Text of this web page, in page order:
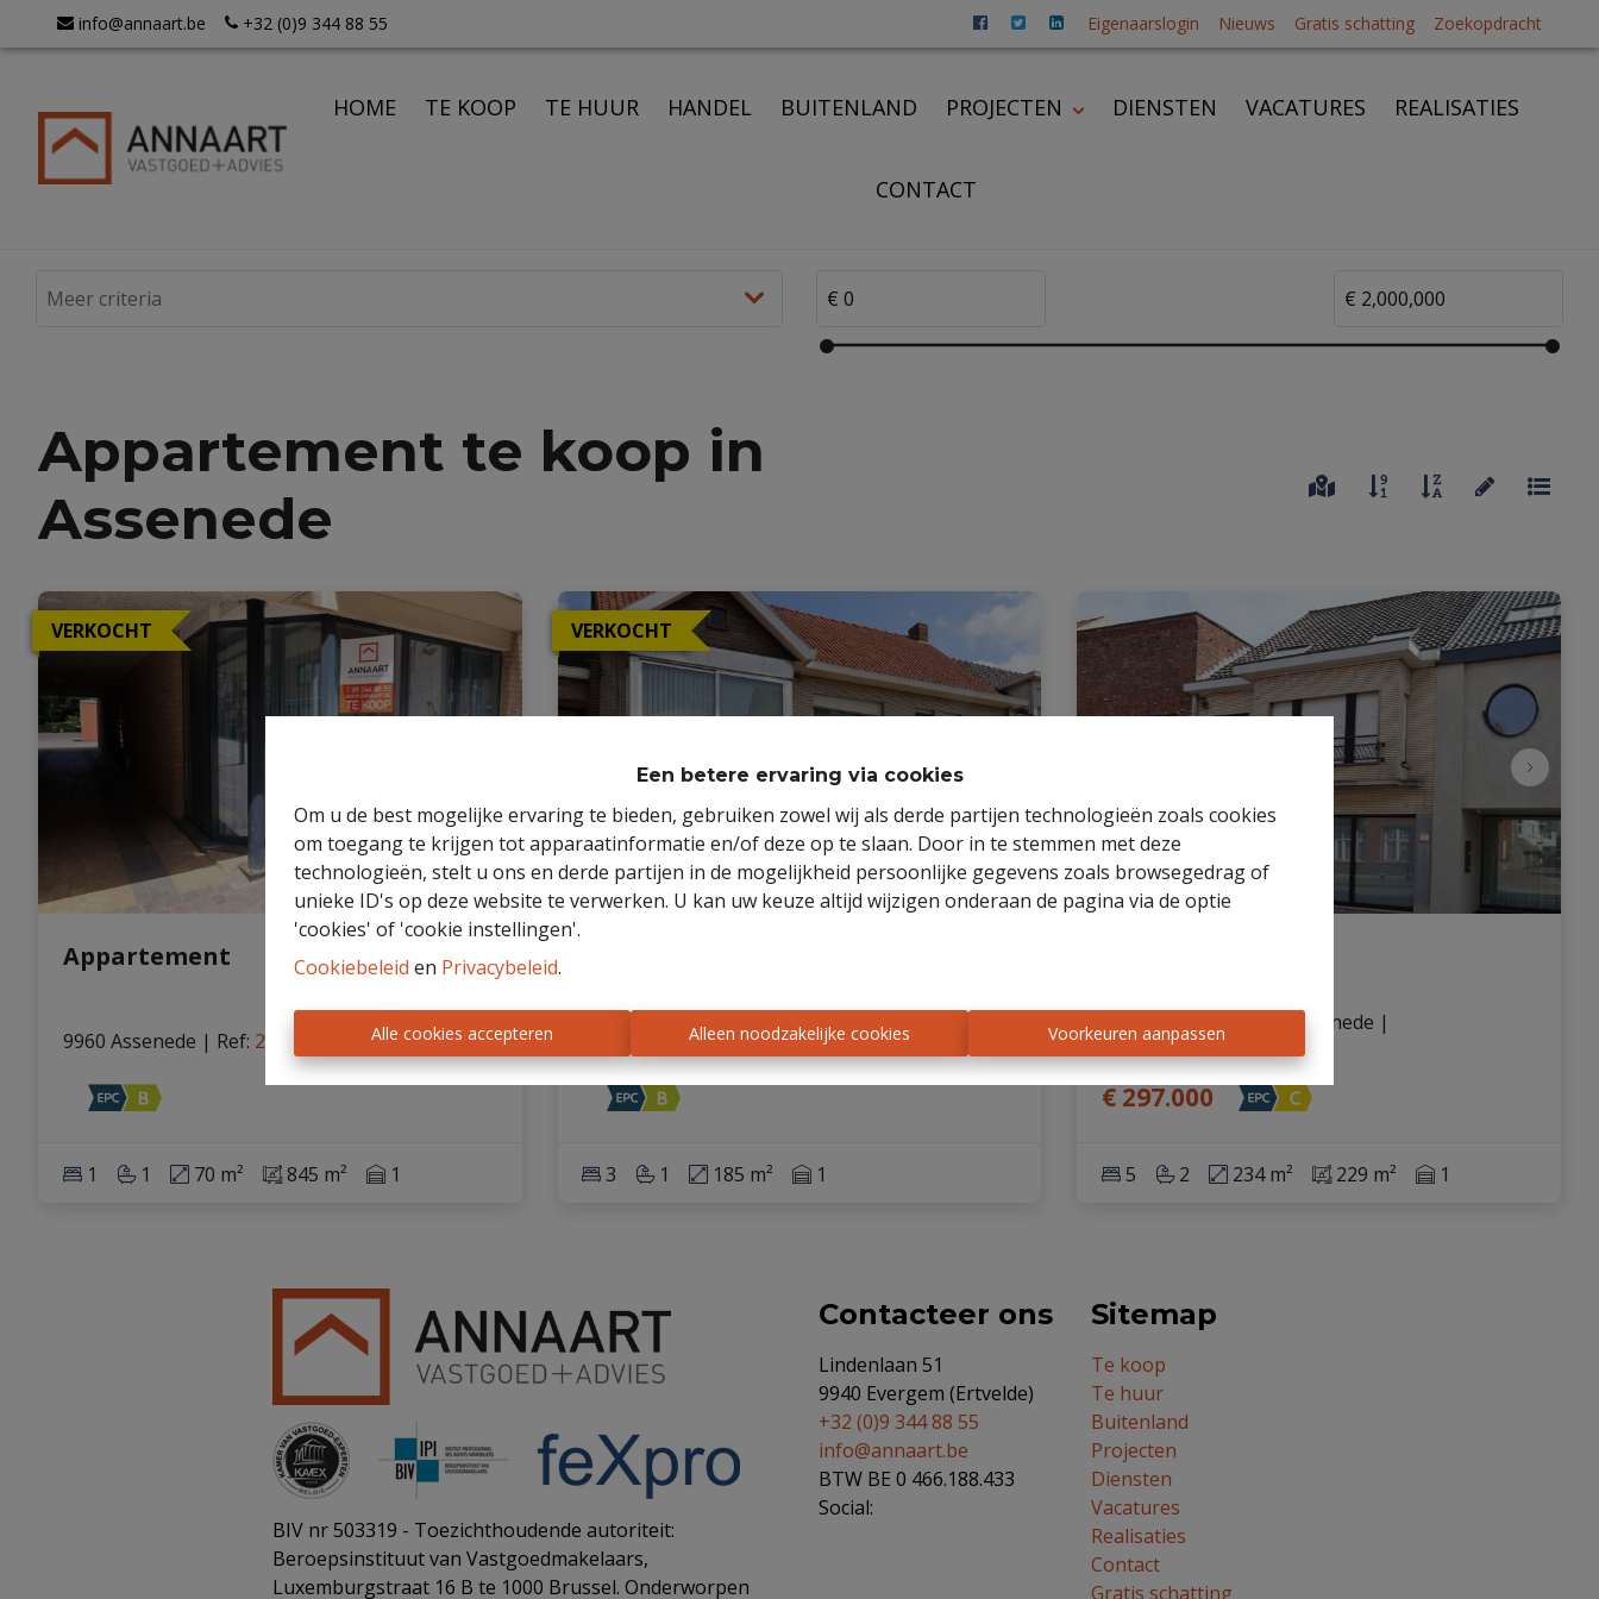
Een betere ervaring via cookies
Om u de best mogelijke ervaring te bieden, gebruiken zowel wij als derde partijen technologieën zoals cookies
om toegang te krijgen tot apparaatinformatie en/of deze op te slaan. Door in te stemmen met deze
technologieën, stelt u ons en derde partijen in de mogelijkheid persoonlijke gegevens zoals browsegedrag of
unieke ID's op deze website te verwerken. U kan uw keuze altijd wijzigen onderaan de pagina via de optie
'cookies' of 'cookie instellingen'.
Cookiebeleid en Privacybeleid.
Alle cookies accepteren Alleen noodzakelijke cookies Voorkeuren aanpassen
info@annaart.be +32 (0)9 344 88 55 Eigenaarslogin Nieuws Gratis schatting Zoekopdracht
HOME TE KOOP TE HUUR HANDEL BUITENLAND PROJECTEN DIENSTEN VACATURES REALISATIES
CONTACT
Gratis
schatting
Zoekopdracht
Appartement te koop in
Assenede
VERKOCHT
Appartement
9960 Assenede | Ref: 25/ING/TK/307
1 1 70 m² 845 m² 1
VERKOCHT
9960 Assenede | Ref: 24/JOH/TK/341
3 1 185 m² 1
Hoogstraat 48, 9960 Assenede |
Ref: 24/ING/TK/246-2
€ 297.000
5 2 234 m² 229 m² 1
BIV nr 503319 - Toezichthoudende autoriteit:
Beroepsinstituut van Vastgoedmakelaars,
Luxemburgstraat 16 B te 1000 Brussel. Onderworpen
Contacteer ons
Lindenlaan 51
9940 Evergem (Ertvelde)
+32 (0)9 344 88 55
info@annaart.be
BTW BE 0 466.188.433
Social:
Sitemap
Te koop
Te huur
Buitenland
Projecten
Diensten
Vacatures
Realisaties
Contact
Gratis schatting